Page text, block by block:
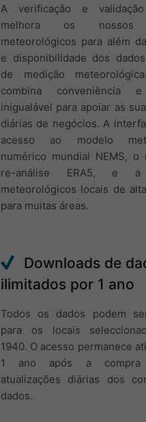
A verificação e
melhora os nossos
meteorológicos para além
e disponibilidade dos
de medição
combina conveniência
inigualável para apoiar as
diárias de negócios. A
acesso ao modelo
numérico mundial NEMS, o
re-análise ERA5, e a
meteorológicos locais de
para muitas áreas.
Downloads de
ilimitados por 1 ano
Todos os dados podem
para os locais
1940. O acesso permanece
1 ano após a
atualizações diárias dos
dados.